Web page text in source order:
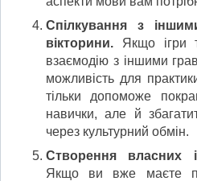
Спілкування з
вікторини. Якщо ігри
взаємодію з іншими
можливість для
тільки допоможе
навички, але й
через культурний обмін.
Створення власних
Якщо ви вже маєте